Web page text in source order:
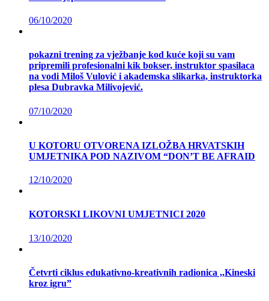
06/10/2020
pokazni trening za vježbanje kod kuće koji su vam
pripremili profesionalni kik bokser, instruktor spasilaca
na vodi Miloš Vulović i akademska slikarka, instruktorka
plesa Dubravka Milivojević.
07/10/2020
U KOTORU OTVORENA IZLOŽBA HRVATSKIH
UMJETNIKA POD NAZIVOM “DON’T BE AFRAID
12/10/2020
KOTORSKI LIKOVNI UMJETNICI 2020
13/10/2020
Četvrti ciklus edukativno-kreativnih radionica ,,Kineski
kroz igru”